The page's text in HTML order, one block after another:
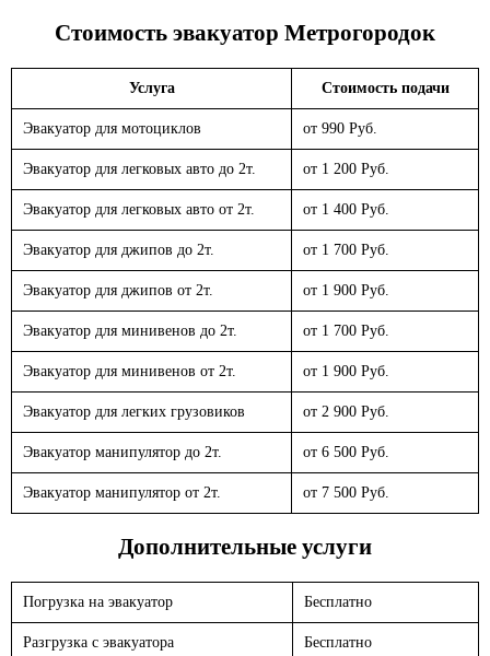
Стоимость эвакуатор Метрогородок
Услуга Стоимость подачи
Эвакуатор для мотоциклов от 990 Руб.
Эвакуатор для легковых авто до 2т. от 1 200 Руб.
Эвакуатор для легковых авто от 2т. от 1 400 Руб.
Эвакуатор для джипов до 2т. от 1 700 Руб.
Эвакуатор для джипов от 2т. от 1 900 Руб.
Эвакуатор для минивенов до 2т. от 1 700 Руб.
Эвакуатор для минивенов от 2т. от 1 900 Руб.
Эвакуатор для легких грузовиков от 2 900 Руб.
Эвакуатор манипулятор до 2т. от 6 500 Руб.
Эвакуатор манипулятор от 2т. от 7 500 Руб.
Дополнительные услуги
Погрузка на эвакуатор Бесплатно
Разгрузка с эвакуатора Бесплатно